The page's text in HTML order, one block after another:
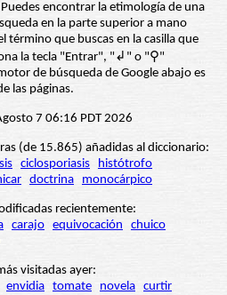
encontrar la etimología de una
en la parte superior a mano
término que buscas en la casilla que
la tecla "Entrar", "↲" o "⚲"
de búsqueda de Google abajo es
las páginas.
7 06:16 PDT 2026
(de 15.865) añadidas al diccionario:
ciclosporiasis
histótrofo
doctrina monocárpico
recientemente:
carajo equivocación
chuico
visitadas ayer:
envidia tomate novela curtir